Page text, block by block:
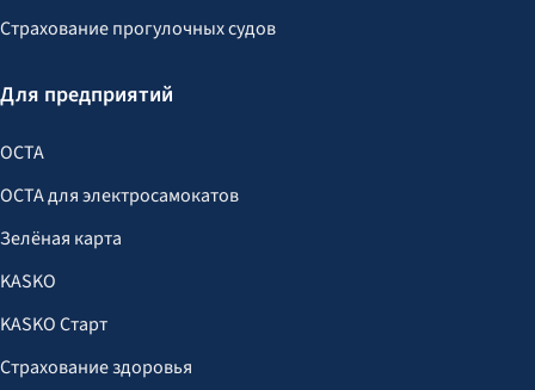
Страхование прогулочных судов
Для предприятий
OCTA
OCTA для электросамокатов
Зелёная карта
KASKO
KASKO Старт
Страхование здоровья